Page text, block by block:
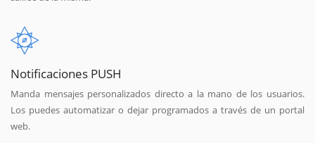
Notificaciones PUSH
Manda mensajes personalizados directo a la mano de los usuarios.
Los puedes automatizar o dejar programados a través de un portal
web.